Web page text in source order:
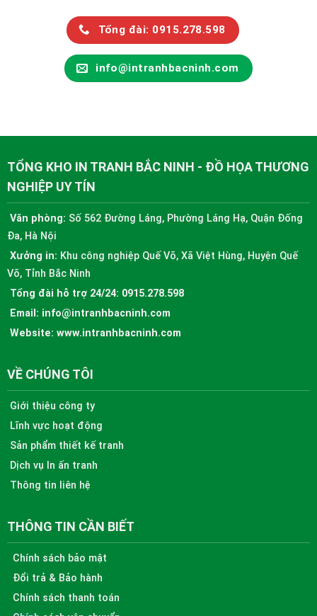
Tổng đài: 0915.278.598
info@intranhbacninh.com
TỔNG KHO IN TRANH BẮC NINH - ĐỒ HỌA THƯƠNG
NGHIỆP UY TÍN
Văn phòng: Số 562 Đường Láng, Phường Láng Hạ, Quận Đống
Đa, Hà Nội
Xưởng in: Khu công nghiệp Quế Võ, Xã Việt Hùng, Huyện Quế
Võ, Tỉnh Bắc Ninh
Tổng đài hỗ trợ 24/24: 0915.278.598
Email: info@intranhbacninh.com
Website: www.intranhbacninh.com
VỀ CHÚNG TÔI
Giới thiệu công ty
Lĩnh vực hoạt động
Sản phẩm thiết kế tranh
Dịch vụ In ấn tranh
Thông tin liên hệ
THÔNG TIN CẦN BIẾT
Chính sách bảo mật
Đổi trả & Bảo hành
Chính sách thanh toán